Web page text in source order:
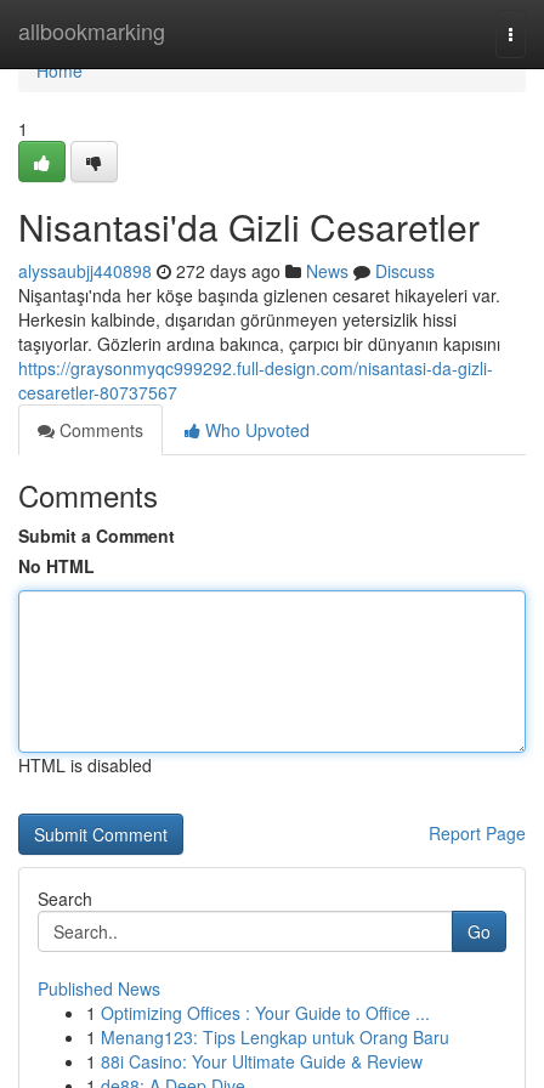
allbookmarking
Home
Home
1
Nisantasi'da Gizli Cesaretler
alyssaubjj440898 272 days ago News
Discuss
Nişantaşı'nda her köşe başında gizlenen cesaret hikayeleri var.
Herkesin kalbinde, dışarıdan görünmeyen yetersizlik hissi
taşıyorlar. Gözlerin ardına bakınca, çarpıcı bir dünyanın kapısını
https://graysonmyqc999292.full-design.com/nisantasi-da-gizli-
cesaretler-80737567
Comments
Who Upvoted
Comments
Submit a Comment
No HTML
HTML is disabled
Report Page
Search
Go
Published News
1 Optimizing Offices : Your Guide to Office ...
1 Menang123: Tips Lengkap untuk Orang Baru
1 88i Casino: Your Ultimate Guide & Review